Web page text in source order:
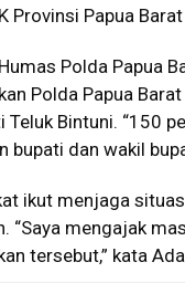
Provinsi Papua
Polda Papua
Polda Papua
Teluk Bintuni. “150
bupati dan wakil
ikut menjaga
“Saya mengajak
tersebut,” kata